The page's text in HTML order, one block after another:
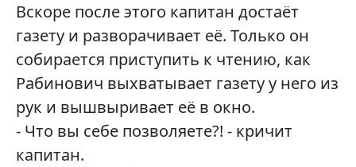
Вскоре после этого капитан достаёт
газету и разворачивает её. Только он
собирается приступить к чтению, как
Рабинович выхватывает газету у него из
рук и вышвыривает её в окно.
- Что вы себе позволяете?! - кричит
капитан.